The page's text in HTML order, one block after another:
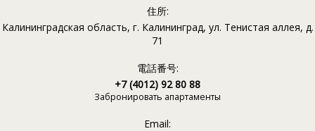
住所:
Калининградская область, г. Калининград, ул. Тенистая аллея, д.
71
電話番号:
+7 (4012) 92 80 88
Забронировать апартаменты
Email: